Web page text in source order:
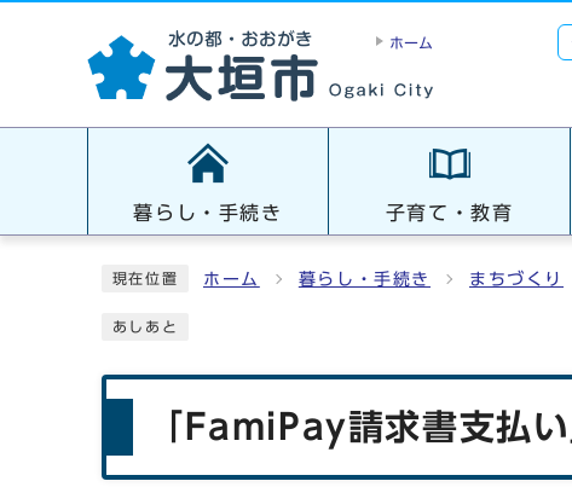
ホーム
暮らし・手続き 子育て・教育
現在位置 ホーム 暮らし・手続き まちづくり
あしあと
「FamiPay請求書支払